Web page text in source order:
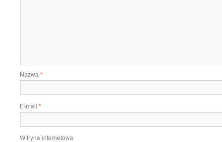
Nazwa *
E-mail *
Witryna internetowa